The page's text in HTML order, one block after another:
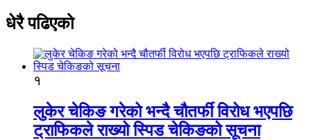
धेरै पढिएको
१
लुकेर चेकिङ गरेको भन्दै चौतर्फी विरोध भएपछि
ट्राफिकले राख्यो स्पिड चेकिङको सूचना